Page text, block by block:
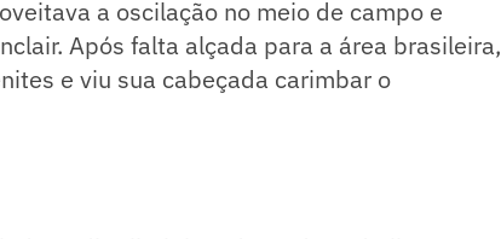
a oscilação no meio de campo e
Após falta alçada para a área brasileira,
e viu sua cabeçada carimbar o